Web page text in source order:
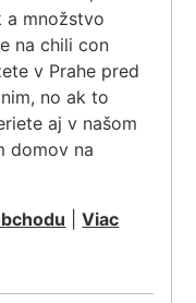
a množstvo
na chili con
v Prahe pred
no ak to
aj v našom
domov na
|Viac